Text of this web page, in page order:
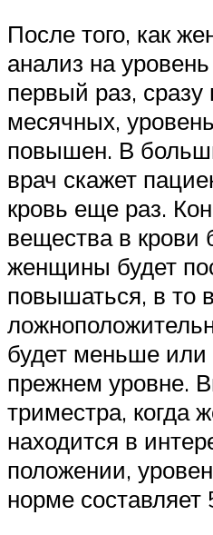
После того, как
анализ на
первый раз, сразу
месячных,
повышен. В
врач скажет
кровь еще раз.
вещества в крови
женщины будет
повышаться, в то
будет меньше или
прежнем уровне.
триместра, когда
находится в
положении,
норме